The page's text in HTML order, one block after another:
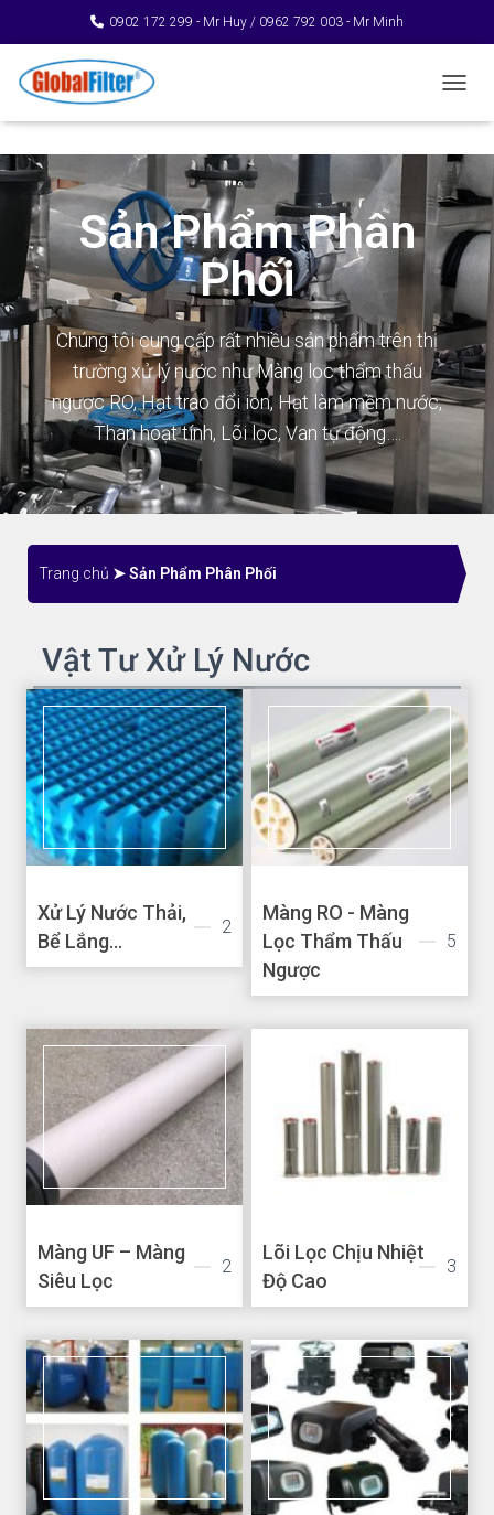
0902 172 299 - Mr Huy / 0962 792 003 - Mr Minh
Sản Phẩm Phân
Phối
Chúng tôi cung cấp rất nhiều sản phẩm trên thị
trường xử lý nước như Màng lọc thẩm thấu
ngược RO, Hạt trao đổi ion, Hạt làm mềm nước,
Than hoạt tính, Lõi lọc, Van tự động….
Trang chủ ➤ Sản Phẩm Phân Phối
Vật Tư Xử Lý Nước
Xử Lý Nước Thải,
Bể Lắng...
2
Màng RO - Màng
Lọc Thẩm Thấu
Ngược
5
Màng UF – Màng
Siêu Lọc
2
Lõi Lọc Chịu Nhiệt
Độ Cao
3